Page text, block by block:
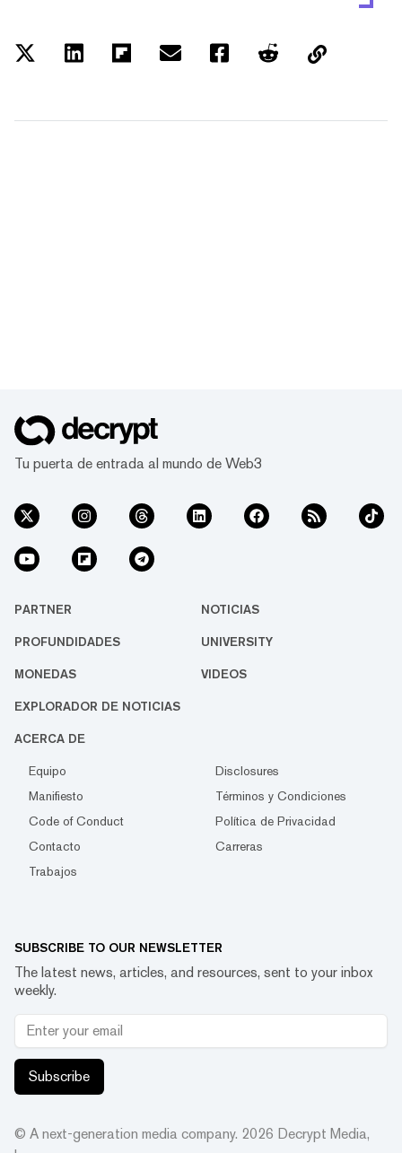
Tu puerta de entrada al mundo de Web3
PARTNER NOTICIAS
PROFUNDIDADES UNIVERSITY
MONEDAS VIDEOS
EXPLORADOR DE NOTICIAS
ACERCA DE
Equipo
Disclosures
Manifiesto
Términos y Condiciones
Code of Conduct
Política de Privacidad
Contacto
Carreras
Trabajos
SUBSCRIBE TO OUR NEWSLETTER
The latest news, articles, and resources, sent to your inbox
weekly.
Subscribe
© A next-generation media company. 2026 Decrypt Media,